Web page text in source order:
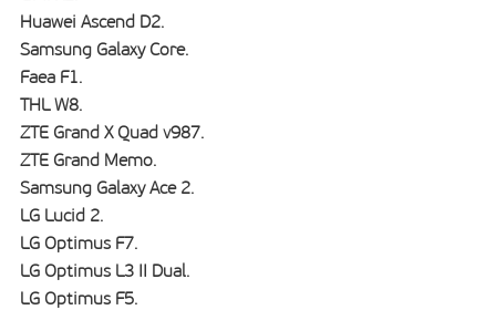
Huawei Ascend D2.
Samsung Galaxy Core.
Faea F1.
THL W8.
ZTE Grand X Quad v987.
ZTE Grand Memo.
Samsung Galaxy Ace 2.
LG Lucid 2.
LG Optimus F7.
LG Optimus L3 II Dual.
LG Optimus F5.